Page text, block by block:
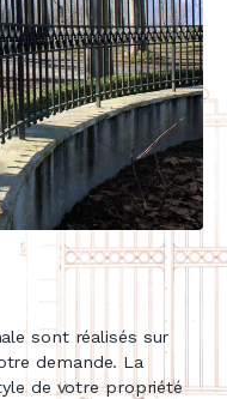
sont réalisés sur
demande. La
de votre propriété